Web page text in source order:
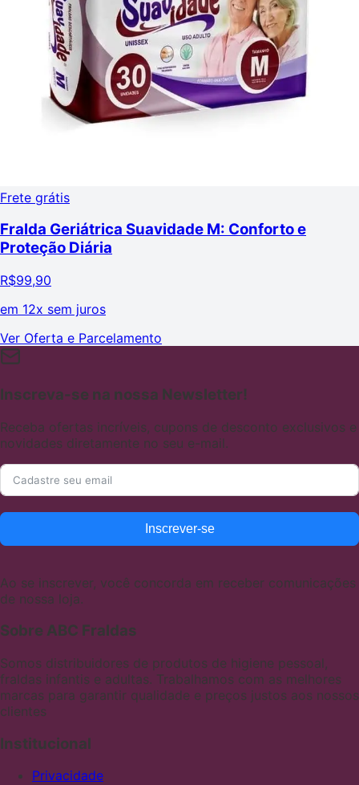
Frete grátis
Fralda Geriátrica Suavidade M: Conforto e
Proteção Diária
R$99,90
em 12x sem juros
Ver Oferta e Parcelamento
Inscreva-se na nossa Newsletter!
Receba ofertas incríveis, cupons de desconto exclusivos e
novidades diretamente no seu e-mail.
Inscrever-se
Ao se inscrever, você concorda em receber comunicações
de nossa loja.
Sobre ABC Fraldas
Somos distribuidores de produtos de higiene pessoal,
fraldas infantis e adultas. Trabalhamos com as melhores
marcas para garantir qualidade e preços justos aos nossos
clientes
Institucional
Privacidade